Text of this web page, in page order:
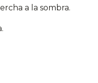
a la sombra.